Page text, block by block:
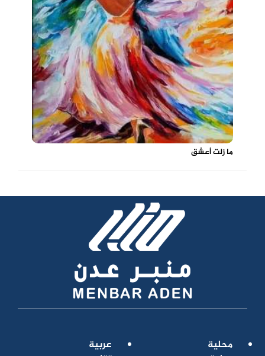
ما زلت أعشق
محلية
عربية